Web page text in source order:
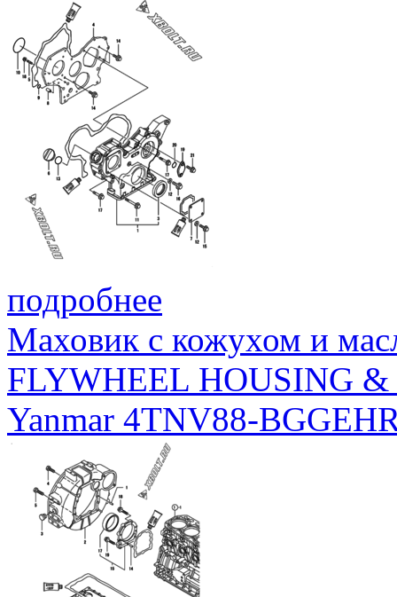
подробнее
Маховик с кожухом и
FLYWHEEL HOUSING
Yanmar 4TNV88-